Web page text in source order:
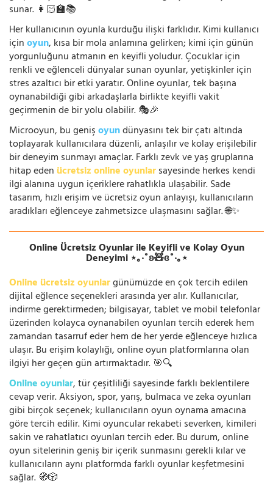
sunar. 👩🏻‍🏫📚
Her kullanıcının oyunla kurduğu ilişki farklıdır. Kimi kullanıcı
içinoyun, kısa bir mola anlamına gelirken; kimi için günün
yorgunluğunu atmanın en keyifli yoludur. Çocuklar için
renkli ve eğlenceli dünyalar sunan oyunlar, yetişkinler için
stres azaltıcı bir etki yaratır. Online oyunlar, tek başına
oynanabildiği gibi arkadaşlarla birlikte keyifli vakit
geçirmenin de bir yolu olabilir. 🎭🎉
Microoyun, bu genişoyundünyasını tek bir çatı altında
toplayarak kullanıcılara düzenli, anlaşılır ve kolay erişilebilir
bir deneyim sunmayı amaçlar. Farklı zevk ve yaş gruplarına
hitap eden ücretsiz online oyunlarsayesinde herkes kendi
ilgi alanına uygun içeriklere rahatlıkla ulaşabilir. Sade
tasarım, hızlı erişim ve ücretsiz oyun anlayışı, kullanıcıların
aradıkları eğlenceye zahmetsizce ulaşmasını sağlar. 🌐✨
Online Ücretsiz Oyunlar ile Keyifli ve Kolay Oyun
Deneyimi ⋆｡‧˚ʚ🧸ɞ˚‧｡⋆
Online ücretsiz oyunlargünümüzde en çok tercih edilen
dijital eğlence seçenekleri arasında yer alır. Kullanıcılar,
indirme gerektirmeden; bilgisayar, tablet ve mobil telefonlar
üzerinden kolayca oynanabilen oyunları tercih ederek hem
zamandan tasarruf eder hem de her yerde eğlenceye hızlıca
ulaşır. Bu erişim kolaylığı, online oyun platformlarına olan
ilgiyi her geçen gün artırmaktadır. 🎯🔍
Online oyunlar, tür çeşitliliği sayesinde farklı beklentilere
cevap verir. Aksiyon, spor, yarış, bulmaca ve zeka oyunları
gibi birçok seçenek; kullanıcıların oyun oynama amacına
göre tercih edilir. Kimi oyuncular rekabeti severken, kimileri
sakin ve rahatlatıcı oyunları tercih eder. Bu durum, online
oyun sitelerinin geniş bir içerik sunmasını gerekli kılar ve
kullanıcıların aynı platformda farklı oyunlar keşfetmesini
sağlar. 🧭🎲